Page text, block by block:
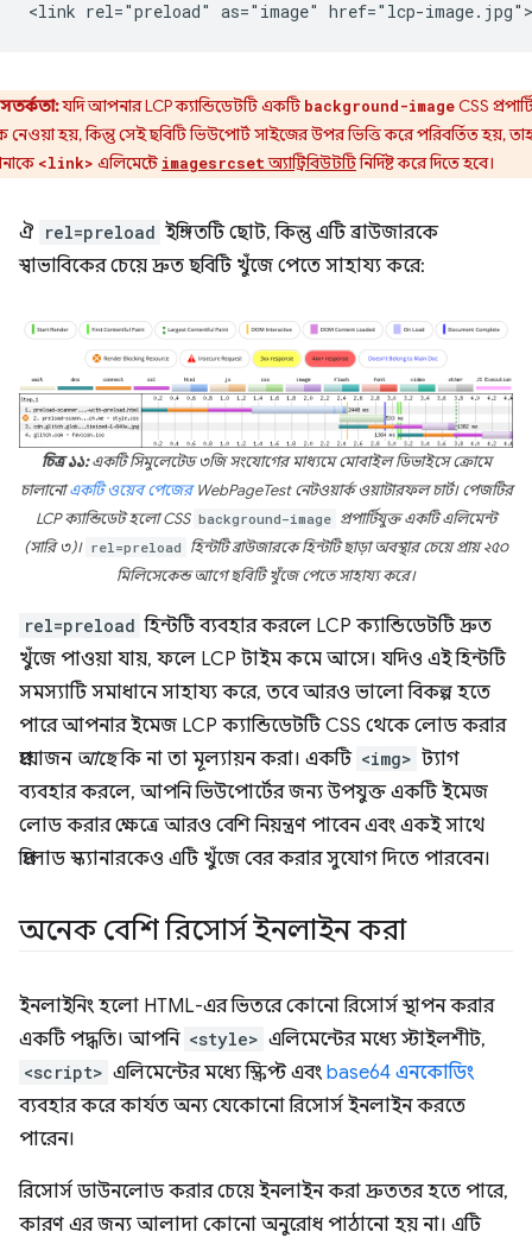
সতর্কতা:যদি আপনার LCP ক্যান্ডিডেটটি একটি background-imageCSS
নেওয়া হয়, কিন্তু সেই ছবিটি ভিউপোর্ট সাইজের উপর ভিত্তি করে পরিবর্তিত হয়,
<link> এলিমেন্টে imagesrcsetঅ্যাট্রিবিউটটিনির্দিষ্ট করে দিতে হবে।
ঐ rel=preload ইঙ্গিতটি ছোট, কিন্তু এটি ব্রাউজারকে
স্বাভাবিকের চেয়ে দ্রুত ছবিটি খুঁজে পেতে সাহায্য করে:
চিত্র ১১:একটি সিমুলেটেড ৩জি সংযোগের মাধ্যমে মোবাইল ডিভাইসে ক্রোমে
চালানোএকটি ওয়েব পেজেরWebPageTest নেটওয়ার্ক ওয়াটারফল চার্ট। পেজটির
LCP ক্যান্ডিডেট হলো CSS background-image প্রপার্টিযুক্ত একটি এলিমেন্ট
(সারি ৩)। rel=preload হিন্টটি ব্রাউজারকে হিন্টটি ছাড়া অবস্থার চেয়ে প্রায় ২৫০
মিলিসেকেন্ড আগে ছবিটি খুঁজে পেতে সাহায্য করে।
rel=preload হিন্টটি ব্যবহার করলে LCP ক্যান্ডিডেটটি দ্রুত
খুঁজে পাওয়া যায়, ফলে LCP টাইম কমে আসে। যদিও এই হিন্টটি
সমস্যাটি সমাধানে সাহায্য করে, তবে আরও ভালো বিকল্প হতে
পারে আপনার ইমেজ LCP ক্যান্ডিডেটটি CSS থেকে লোড করার
প্রয়োজন আছেকি না তা মূল্যায়ন করা। একটি <img> ট্যাগ
ব্যবহার করলে, আপনি ভিউপোর্টের জন্য উপযুক্ত একটি ইমেজ
লোড করার ক্ষেত্রে আরও বেশি নিয়ন্ত্রণ পাবেন এবং একই সাথে
প্রিলোড স্ক্যানারকেও এটি খুঁজে বের করার সুযোগ দিতে পারবেন।
অনেক বেশি রিসোর্স ইনলাইন করা
ইনলাইনিং হলো HTML-এর ভিতরে কোনো রিসোর্স স্থাপন করার
একটি পদ্ধতি। আপনি <style> এলিমেন্টের মধ্যে স্টাইলশীট,
<script> এলিমেন্টের মধ্যে স্ক্রিপ্ট এবং base64 এনকোডিং
ব্যবহার করে কার্যত অন্য যেকোনো রিসোর্স ইনলাইন করতে
পারেন।
রিসোর্স ডাউনলোড করার চেয়ে ইনলাইন করা দ্রুততর হতে পারে,
কারণ এর জন্য আলাদা কোনো অনুরোধ পাঠানো হয় না। এটি